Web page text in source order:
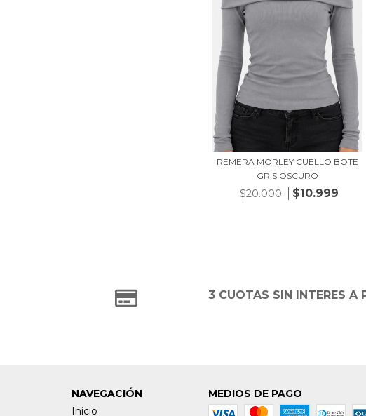
REMERA MORLEY CUELLO BOTE
GRIS OSCURO
$20.000 $10.999
3 CUOTAS SIN INTERES
NAVEGACIÓN
Inicio
MEDIOS DE PAGO